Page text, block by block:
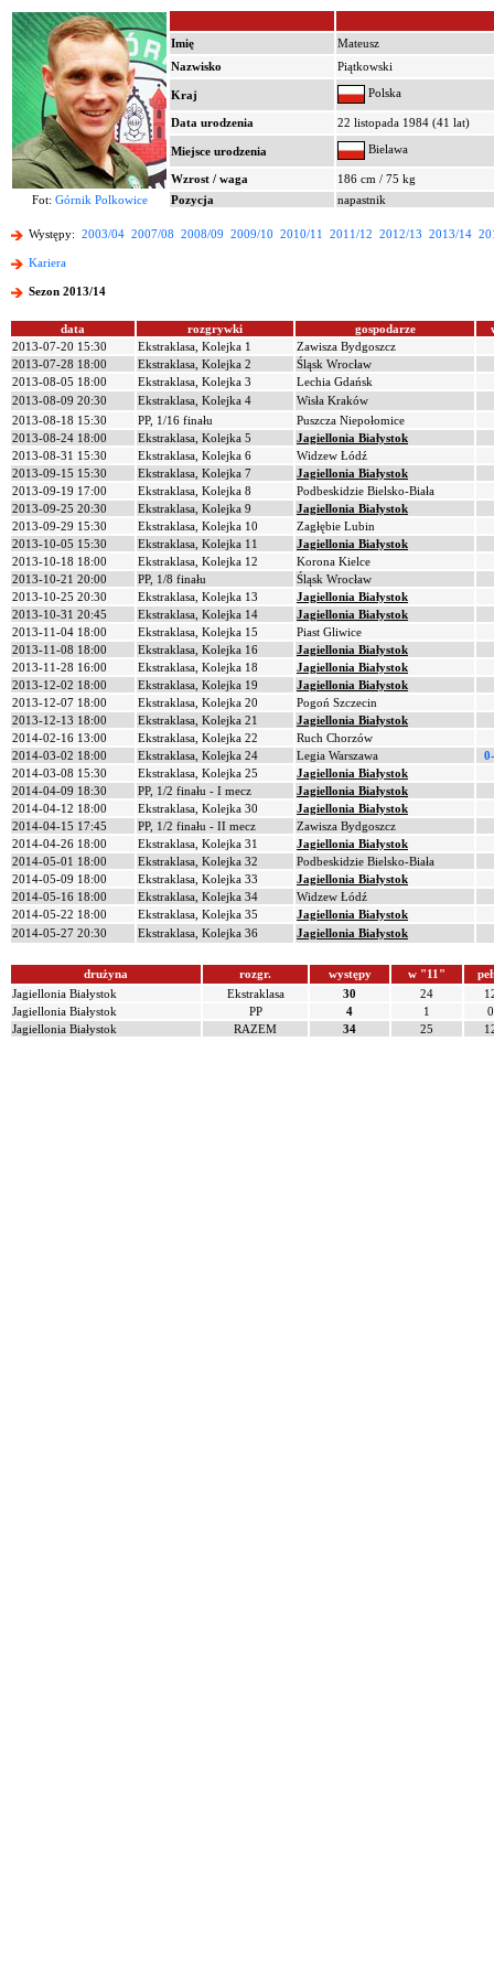
Imię
Mateusz
Nazwisko
Piątkowski
Kraj Polska
Data urodzenia 22 listopada 1984 (41 lat)
Miejsce urodzenia Bielawa
Wzrost / waga
186 cm / 75 kg
Fot: Górnik Polkowice Pozycja napastnik
Występy: 2003/04 2007/08 2008/09 2009/10 2010/11 2011/12 2012/13 2013/14
Kariera
Sezon 2013/14
data rozgrywki gospodarze
2013-07-20 15:30
Ekstraklasa, Kolejka 1
Zawisza Bydgoszcz
2013-07-28 18:00
Ekstraklasa, Kolejka 2
Śląsk Wrocław
2013-08-05 18:00
Ekstraklasa, Kolejka 3
Lechia Gdańsk
2013-08-09 20:30
Ekstraklasa, Kolejka 4
Wisła Kraków
2013-08-18 15:30
PP, 1/16 finału
Puszcza Niepołomice
2013-08-24 18:00
Ekstraklasa, Kolejka 5
Jagiellonia Białystok
2013-08-31 15:30
Ekstraklasa, Kolejka 6
Widzew Łódź
2013-09-15 15:30
Ekstraklasa, Kolejka 7
Jagiellonia Białystok
2013-09-19 17:00
Ekstraklasa, Kolejka 8
Podbeskidzie Bielsko-Biała
2013-09-25 20:30
Ekstraklasa, Kolejka 9
Jagiellonia Białystok
2013-09-29 15:30
Ekstraklasa, Kolejka 10
Zagłębie Lubin
2013-10-05 15:30
Ekstraklasa, Kolejka 11
Jagiellonia Białystok
2013-10-18 18:00
Ekstraklasa, Kolejka 12
Korona Kielce
2013-10-21 20:00
PP, 1/8 finału
Śląsk Wrocław
2013-10-25 20:30
Ekstraklasa, Kolejka 13
Jagiellonia Białystok
2013-10-31 20:45
Ekstraklasa, Kolejka 14
Jagiellonia Białystok
2013-11-04 18:00
Ekstraklasa, Kolejka 15
Piast Gliwice
2013-11-08 18:00
Ekstraklasa, Kolejka 16
Jagiellonia Białystok
2013-11-28 16:00
Ekstraklasa, Kolejka 18
Jagiellonia Białystok
2013-12-02 18:00
Ekstraklasa, Kolejka 19
Jagiellonia Białystok
2013-12-07 18:00
Ekstraklasa, Kolejka 20
Pogoń Szczecin
2013-12-13 18:00
Ekstraklasa, Kolejka 21
Jagiellonia Białystok
2014-02-16 13:00
Ekstraklasa, Kolejka 22
Ruch Chorzów
2014-03-02 18:00
Ekstraklasa, Kolejka 24 Legia Warszawa
2014-03-08 15:30
Ekstraklasa, Kolejka 25
Jagiellonia Białystok
2014-04-09 18:30
PP, 1/2 finału - I mecz
Jagiellonia Białystok
2014-04-12 18:00
Ekstraklasa, Kolejka 30
Jagiellonia Białystok
2014-04-15 17:45
PP, 1/2 finału - II mecz
Zawisza Bydgoszcz
2014-04-26 18:00
Ekstraklasa, Kolejka 31
Jagiellonia Białystok
2014-05-01 18:00
Ekstraklasa, Kolejka 32
Podbeskidzie Bielsko-Biała
2014-05-09 18:00
Ekstraklasa, Kolejka 33
Jagiellonia Białystok
2014-05-16 18:00
Ekstraklasa, Kolejka 34
Widzew Łódź
2014-05-22 18:00
Ekstraklasa, Kolejka 35
Jagiellonia Białystok
2014-05-27 20:30
Ekstraklasa, Kolejka 36 Jagiellonia Białystok
drużyna rozgr. występy w "11"
Jagiellonia Białystok
Ekstraklasa 30 24
Jagiellonia Białystok
PP 4 1
0
Jagiellonia Białystok
RAZEM 34 25